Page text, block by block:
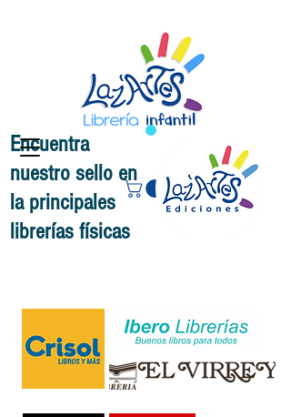
Encuentra
nuestro sello en
la principales
librerías físicas